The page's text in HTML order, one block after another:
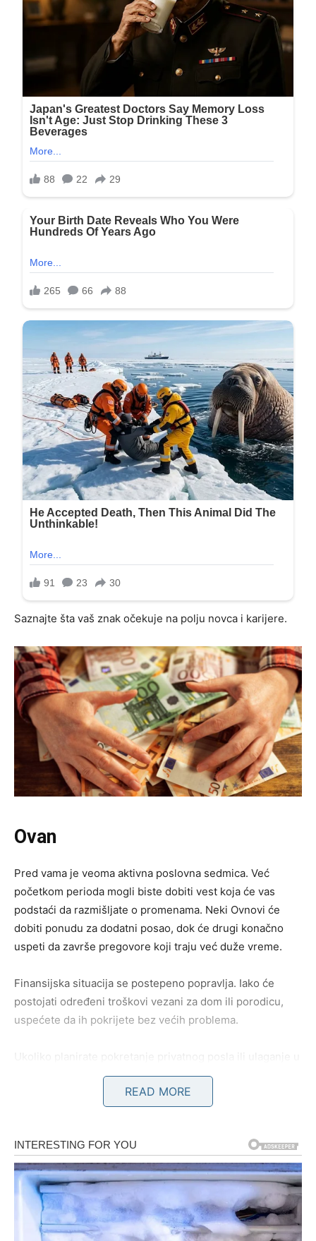
Saznajte šta vaš znak očekuje na polju novca i karijere.
Ovan
Pred vama je veoma aktivna poslovna sedmica. Već
početkom perioda mogli biste dobiti vest koja će vas
podstaći da razmišljate o promenama. Neki Ovnovi će
dobiti ponudu za dodatni posao, dok će drugi konačno
uspeti da završe pregovore koji traju već duže vreme.
Finansijska situacija se postepeno popravlja. Iako će
postojati određeni troškovi vezani za dom ili porodicu,
uspećete da ih pokrijete bez većih problema.
Ukoliko planirate pokretanje privatnog posla ili ulaganje u
nešto novo, sada je pravo vreme da prikupite informacije,
ali ne žurite sa konačnom odlukom pre kraja sedmice.
odgovornosti nego ranije. To će vas u početku opteretiti,
ali će upravo kroz taj dodatni trud doći prilika za veće
prihode.
Bik
READ MORE